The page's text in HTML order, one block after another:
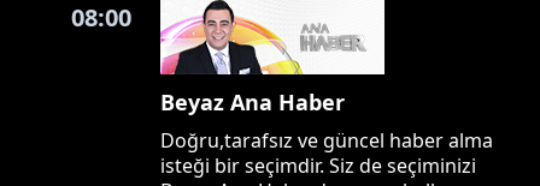
08:00
Beyaz Ana Haber
Doğru,tarafsız ve güncel haber alma
isteği bir seçimdir. Siz de seçiminizi